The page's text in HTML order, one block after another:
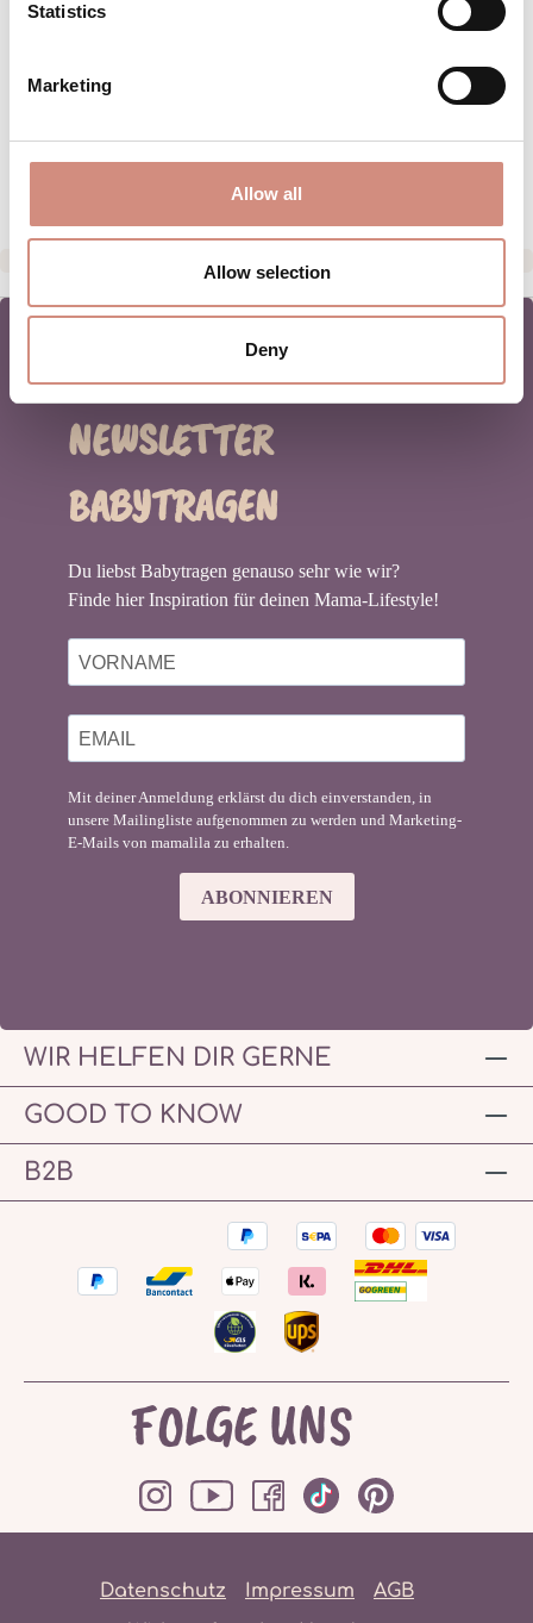
Statistics
Marketing
Allow all
Allow selection
Deny
BEWERTUNGEN
HERSTELLERANGABEN
NEWSLETTER
BABYTRAGEN
Du liebst Babytragen genauso sehr wie wir?
Finde hier Inspiration für deinen Mama-Lifestyle!
Mit deiner Anmeldung erklärst du dich einverstanden, in
unsere Mailingliste aufgenommen zu werden und Marketing-
E-Mails von mamalila zu erhalten.
ABONNIEREN
WIR HELFEN DIR GERNE
GOOD TO KNOW
B2B
FOLGE UNS
Datenschutz Impressum
AGB